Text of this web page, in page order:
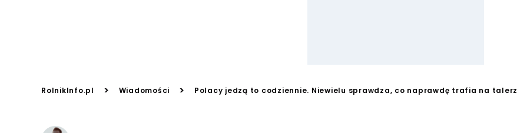
RolnikInfo.pl > Wiadomości > Polacy jedzą to codziennie. Niewielu sprawdza, co naprawdę trafia na talerz